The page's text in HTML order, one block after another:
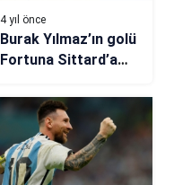
4 yıl önce
Burak Yılmaz’ın golü
Fortuna Sittard’a